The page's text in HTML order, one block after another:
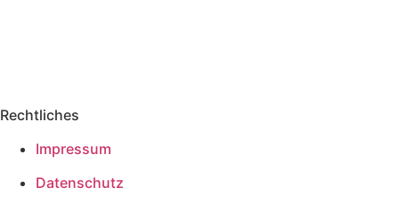
Rechtliches
Impressum
Datenschutz